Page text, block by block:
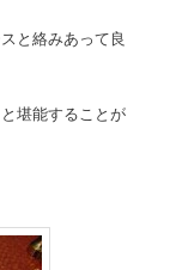
と絡みあって良
堪能することが